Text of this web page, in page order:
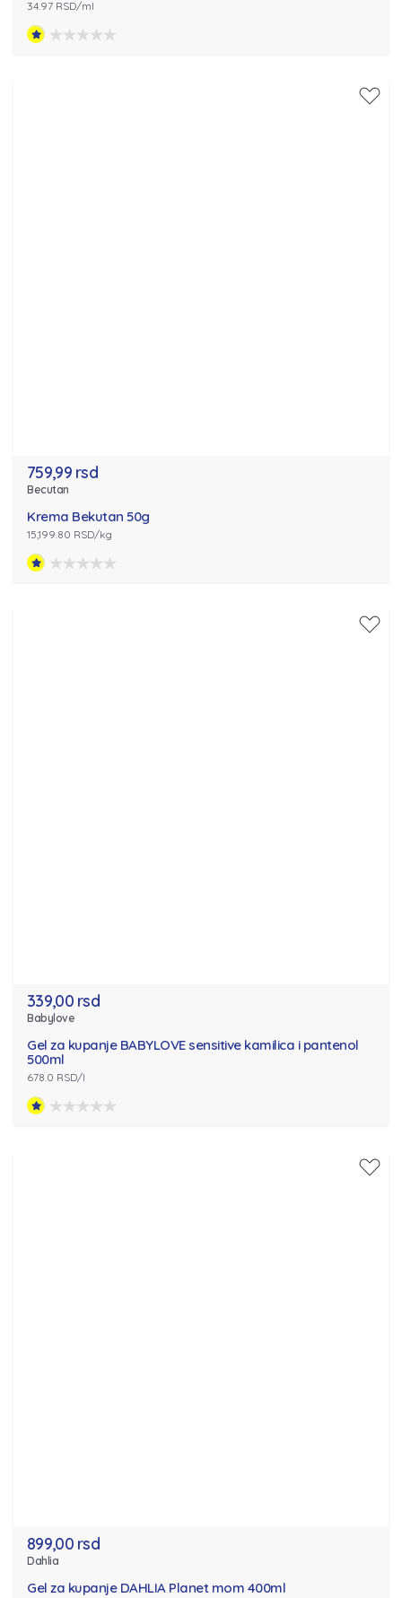
34.97 RSD/ml
759,99 rsd
Becutan
Krema Bekutan 50g
15,199.80 RSD/kg
339,00 rsd
Babylove
Gel za kupanje BABYLOVE sensitive kamilica i pantenol
500ml
678.0 RSD/l
899,00 rsd
Dahlia
Gel za kupanje DAHLIA Planet mom 400ml